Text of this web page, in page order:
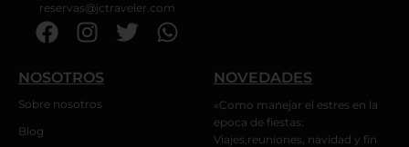
reservas@jctraveler.com
F
a
c
b
I
n
s
a
T
w
W
h
NOSOTROS
Sobre nosotros
Blog
NOVEDADES
«Como manejar el estres en la
epoca de fiestas:
Viajes,reuniones, navidad y fin